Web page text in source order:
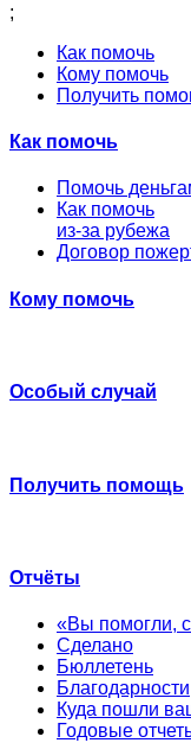
;
Как помочь
Кому помочь
Получить
Как помочь
Помочь
Как помочь
из-за рубежа
Договор
Кому помочь
Особый случай
Получить помощь
Отчёты
«Вы помогли,
Сделано
Бюллетень
Благодарности
Куда пошли
Годовые